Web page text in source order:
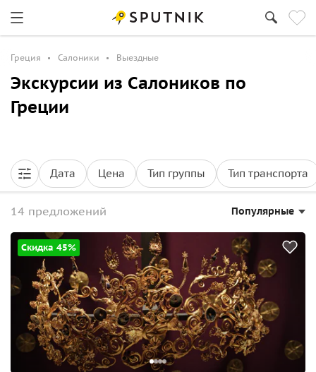
Греция Салоники Выездные
Экскурсии из Салоников по
Греции
Дата Цена Тип группы Тип транспорта
14 предложений Популярные
Скидка 45%